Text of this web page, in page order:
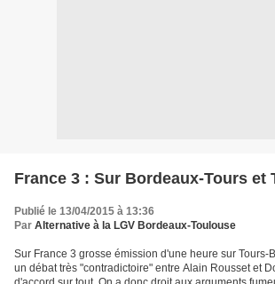
France 3 : Sur Bordeaux-Tours et
Publié le 13/04/2015 à 13:36
Par Alternative à la LGV Bordeaux-Toulouse
Sur France 3 grosse émission d'une heure sur Tours-
un débat très "contradictoire" entre Alain Rousset et